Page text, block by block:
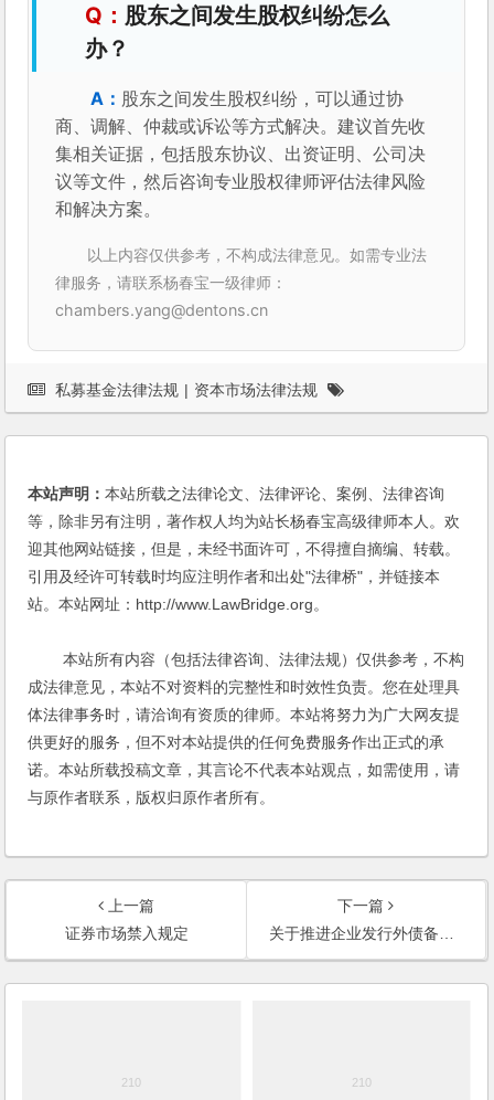
股东之间发生股权纠纷怎么
办？
股东之间发生股权纠纷，可以通过协
商、调解、仲裁或诉讼等方式解决。建议首先收
集相关证据，包括股东协议、出资证明、公司决
议等文件，然后咨询专业股权律师评估法律风险
和解决方案。
以上内容仅供参考，不构成法律意见。如需专业法
律服务，请联系杨春宝一级律师：
chambers.yang@dentons.cn
私募基金法律法规 | 资本市场法律法规
本站声明：本站所载之法律论文、法律评论、案例、法律咨询
等，除非另有注明，著作权人均为站长杨春宝高级律师本人。欢
迎其他网站链接，但是，未经书面许可，不得擅自摘编、转载。
引用及经许可转载时均应注明作者和出处"法律桥"，并链接本
站。本站网址：http://www.LawBridge.org。
本站所有内容（包括法律咨询、法律法规）仅供参考，不构
成法律意见，本站不对资料的完整性和时效性负责。您在处理具
体法律事务时，请洽询有资质的律师。本站将努力为广大网友提
供更好的服务，但不对本站提供的任何免费服务作出正式的承
诺。本站所载投稿文章，其言论不代表本站观点，如需使用，请
与原作者联系，版权归原作者所有。
上一篇
证券市场禁入规定
下一篇
关于推进企业发行外债备案登记制管理改革的通知